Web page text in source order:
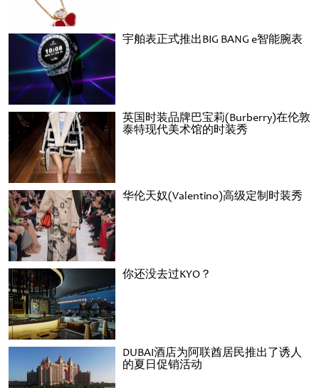
宇舶表正式推出BIG BANG e智能腕表
英国时装品牌巴宝莉(Burberry)在伦敦
泰特现代美术馆的时装秀
华伦天奴(Valentino)高级定制时装秀
你还没去过KYO？
DUBAI酒店为阿联酋居民推出了诱人
的夏日促销活动